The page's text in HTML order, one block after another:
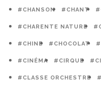
#CHANSON #CHANT
#CHARENTE NATURE
#CHINE #CHOCOLAT
#CINÉMA #CIRQUE
#CLASSE ORCHESTRE